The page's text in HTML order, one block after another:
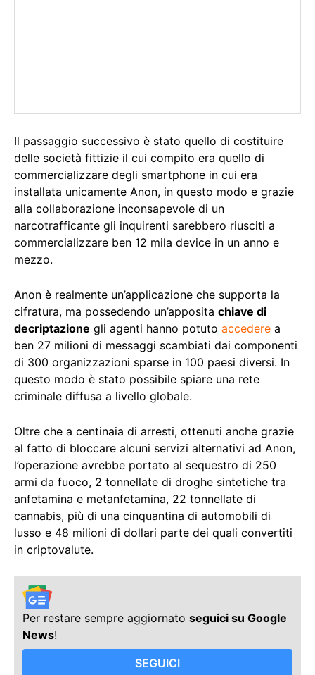
Il passaggio successivo è stato quello di costituire
delle società fittizie il cui compito era quello di
commercializzare degli smartphone in cui era
installata unicamente Anon, in questo modo e grazie
alla collaborazione inconsapevole di un
narcotrafficante gli inquirenti sarebbero riusciti a
commercializzare ben 12 mila device in un anno e
mezzo.
Anon è realmente un’applicazione che supporta la
cifratura, ma possedendo un’apposita chiave di
decriptazione gli agenti hanno potuto accedere a
ben 27 milioni di messaggi scambiati dai componenti
di 300 organizzazioni sparse in 100 paesi diversi. In
questo modo è stato possibile spiare una rete
criminale diffusa a livello globale.
Oltre che a centinaia di arresti, ottenuti anche grazie
al fatto di bloccare alcuni servizi alternativi ad Anon,
l’operazione avrebbe portato al sequestro di 250
armi da fuoco, 2 tonnellate di droghe sintetiche tra
anfetamina e metanfetamina, 22 tonnellate di
cannabis, più di una cinquantina di automobili di
lusso e 48 milioni di dollari parte dei quali convertiti
in criptovalute.
Per restare sempre aggiornato seguici su Google
News!
SEGUICI